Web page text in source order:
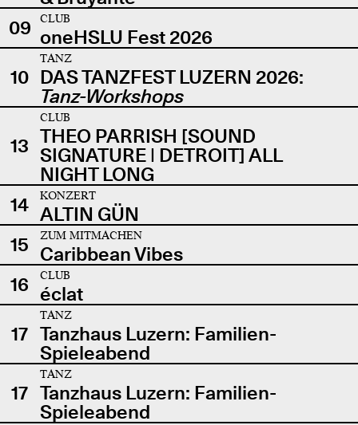
09
CLUB
oneHSLU Fest 2026
10
TANZ
DAS TANZFEST LUZERN 2026:
Tanz-Workshops
13
CLUB
THEO PARRISH [SOUND
SIGNATURE | DETROIT] ALL
NIGHT LONG
14
KONZERT
ALTIN GÜN
15
ZUM MITMACHEN
Caribbean Vibes
16
CLUB
éclat
17
TANZ
Tanzhaus Luzern: Familien-
Spieleabend
17
TANZ
Tanzhaus Luzern: Familien-
Spieleabend